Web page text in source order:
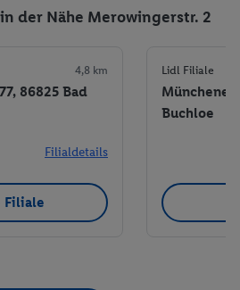
der Nähe Merowingerstr. 2
4,8 km
86825 Bad
Filialdetails
Filiale
Lidl Filiale
Münchener
Buchloe